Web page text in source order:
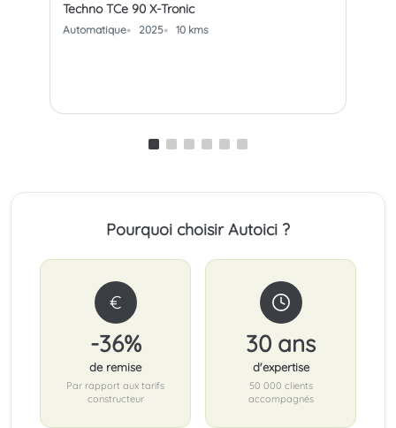
Techno TCe 90 X-Tronic
Automatique 2025 10 kms
Pourquoi choisir Autoici ?
€
-36%
de remise
Par rapport aux tarifs
constructeur
30 ans
d'expertise
50 000 clients
accompagnés